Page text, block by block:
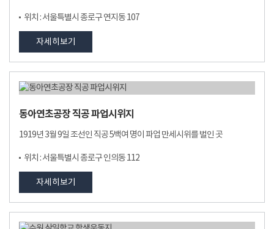
위치 : 서울특별시 종로구 연지동 107
자세히보기
동아연초공장 직공 파업시위지
1919년 3월 9일 조선인 직공 5백여 명이 파업 만세시위를 벌인 곳
위치 : 서울특별시 종로구 인의동 112
자세히보기